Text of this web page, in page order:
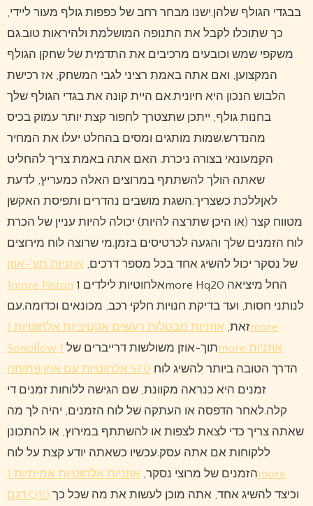
בבגדי הגולף שלהן.ישנו מבחר רחב של כפפות גולף מעור ליידי,
כך שתוכלו לקבל את התנופה המושלמת ולהיראות טוב.גם
משקפי שמש וכובעים מרכיבים את התדמית של שחקן הגולף
המקצוען, ואם אתה באמת רציני לגבי המשחק, אז רכישת
הלבוש הנכון היא חיונית.אם היית קונה את בגדי הגולף שלך
בחנות גולף, ייתכן שתצטרך לחפור קצת יותר עמוק בכיס
מהנדרש.שמות מותגים ומסים בהחלט יעלו את המחיר
הקמעונאי בצורה ניכרת. האם אתה באמת צריך להחליט
שאתה הולך להשתתף במרוצים האלה כמעריץ, לדעת
לאןללכת כשצריך.השגת מושבים נהדרים ותפיסת האקשן
מטווח קצר (או היכן שתרצה להיות) יכולה להיות עניין של הכרת
לוח הזמנים שלך והגעה לכרטיסים בזמן.מי שרוצה לוח מירוצים
של נסקר יכול להשיג אחד בכל מספר דרכים, אוזניות תוך-אוזן
1more Piston
לנותני חסות, ועד בדיקת חנויות חלקי רכב, מכונאים וכדומה.עם
זאת,
אוזניות מבטלות רעשים אקטיביות אלחוטיות 1more
Sonoflow
תוך-אוזן משולשות דרייברים של 1more אוזניות
אלחוטיות עם אוזן פתוחה S70
זמנים היא כנראה מקוונת, שם הגישה ללוחות זמנים די
קלה.לאחר הדפסה או העתקה של לוח הזמנים, יהיה לך מה
שאתה צריך כדי לצאת לצפות או להשתתף במירוץ, או להתכונן
ללקוחות אם אתה עסק.עכשיו כשאתה יודע קצת על לוח
הזמנים של מרוצי נסקר,
אוזניות אלחוטיות אמיתיות 1more
דגם Q10